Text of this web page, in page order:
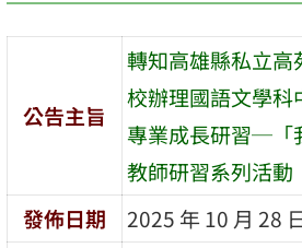
公告主旨
轉知高雄縣私立
校辦理國語文學
專業成長研習─「
教師研習系列活動
發佈日期
2025 年 10 月 28